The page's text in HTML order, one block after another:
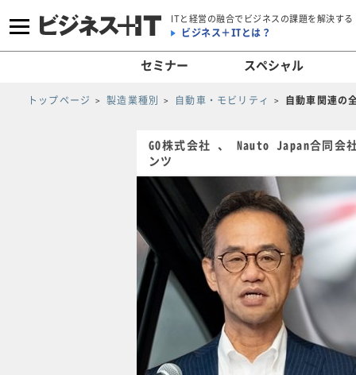
ITと経営の融合でビジネスの課題を解決する
ビジネス＋ITとは？
セミナー スペシャル
トップページ 製造業種別 自動車・モビリティ 自動車関連の
GO株式会社 、 Nauto Japan合同
ンツ